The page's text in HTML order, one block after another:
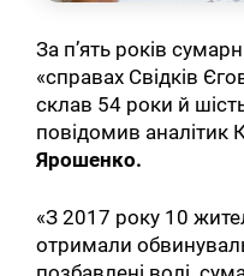
За п’ять років
«справах Свідків
склав 54 роки й
повідомив аналітик
Ярошенко.
«З 2017 року 10
отримали